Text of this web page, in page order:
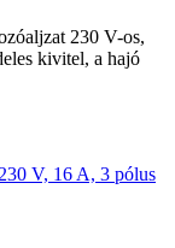
230 V-os,
kivitel, a hajó